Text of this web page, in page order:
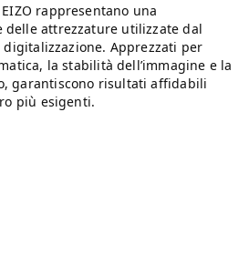
rappresentano una
delle attrezzature utilizzate dal
Apprezzati per
la stabilità dell’immagine e la
garantiscono risultati affidabili
più esigenti.